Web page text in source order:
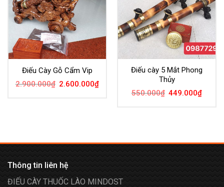
Điếu Cày Gỗ Cẩm Vip
2.900.000₫ 2.600.000₫
Điếu cày 5 Mắt Phong
Thủy
550.000₫ 449.000₫
Thông tin liên hệ
ĐIẾU CÀY THUỐC LÀO MINDOST